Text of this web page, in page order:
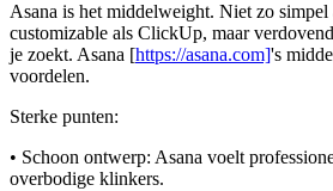
Asana is het middelweight. Niet zo
customizable als ClickUp, maar
je zoekt. Asana [https://asana.com]'s
voordelen.
Sterke punten:
• Schoon ontwerp: Asana voelt
overbodige klinkers.